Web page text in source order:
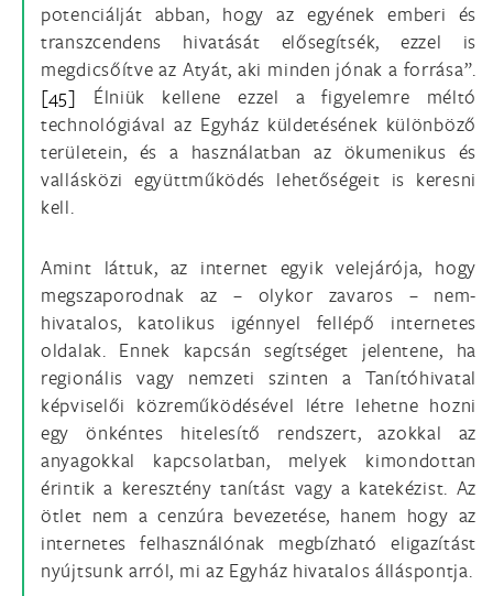
potenciálját abban, hogy az egyének emberi és
transzcendens hivatását elősegítsék, ezzel is
megdicsőítve az Atyát, aki minden jónak a forrása”.
[45] Élniük kellene ezzel a figyelemre méltó
technológiával az Egyház küldetésének különböző
területein, és a használatban az ökumenikus és
vallásközi együttműködés lehetőségeit is keresni
kell.
Amint láttuk, az internet egyik velejárója, hogy
megszaporodnak az – olykor zavaros – nem-
hivatalos, katolikus igénnyel fellépő internetes
oldalak. Ennek kapcsán segítséget jelentene, ha
regionális vagy nemzeti szinten a Tanítóhivatal
képviselői közreműködésével létre lehetne hozni
egy önkéntes hitelesítő rendszert, azokkal az
anyagokkal kapcsolatban, melyek kimondottan
érintik a keresztény tanítást vagy a katekézist. Az
ötlet nem a cenzúra bevezetése, hanem hogy az
internetes felhasználónak megbízható eligazítást
nyújtsunk arról, mi az Egyház hivatalos álláspontja.